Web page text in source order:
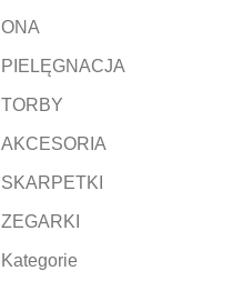
ONA
PIELĘGNACJA
TORBY
AKCESORIA
SKARPETKI
ZEGARKI
Kategorie